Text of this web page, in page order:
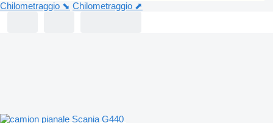
Chilometraggio ⬊ Chilometraggio ⬈